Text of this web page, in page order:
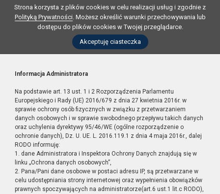
Strona korzysta z plików cookies w celu realizacji usług i zgodnie z
Polityką Prywatności. Możesz określić warunki przechowywania lub
dostępu do plików cookies w Twojej przeglądarce.
Akceptuję ciasteczka
Informacja Administratora
Na podstawie art. 13 ust. 1 i 2 Rozporządzenia Parlamentu
Europejskiego i Rady (UE) 2016/679 z dnia 27 kwietnia 2016r. w
sprawie ochrony osób fizycznych w związku z przetwarzaniem
danych osobowych i w sprawie swobodnego przepływu takich danych
oraz uchylenia dyrektywy 95/46/WE (ogólne rozporządzenie o
ochronie danych), Dz. U. UE. L. 2016.119.1 z dnia 4 maja 2016r., dalej
RODO informuję:
1. dane Administratora i Inspektora Ochrony Danych znajdują się w
linku „Ochrona danych osobowych”,
2. Pana/Pani dane osobowe w postaci adresu IP, są przetwarzane w
celu udostępniania strony internetowej oraz wypełnienia obowiązków
prawnych spoczywających na administratorze(art.6 ust.1 lit.c RODO),